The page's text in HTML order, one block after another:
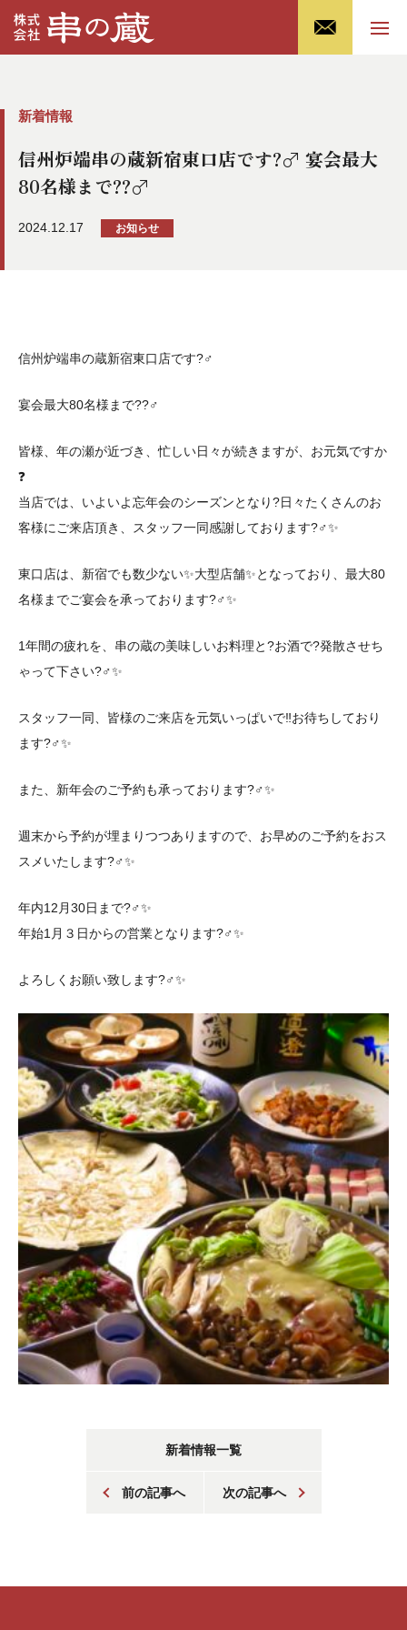
新着情報
信州炉端串の蔵新宿東口店です?‍♂️ 宴会最大
80名様まで??‍♂️
2024.12.17 お知らせ
信州炉端串の蔵新宿東口店です?‍♂️
宴会最大80名様まで??‍♂️
皆様、年の瀬が近づき、忙しい日々が続きますが、お元気ですか
❓
当店では、いよいよ忘年会のシーズンとなり?日々たくさんのお
客様にご来店頂き、スタッフ一同感謝しております?‍♂️✨
東口店は、新宿でも数少ない✨大型店舗✨となっており、最大80
名様までご宴会を承っております?‍♂️✨
1年間の疲れを、串の蔵の美味しいお料理と?お酒で?発散させち
ゃって下さい?‍♂️✨
スタッフ一同、皆様のご来店を元気いっぱいで‼️お待ちしており
ます?‍♂️✨
また、新年会のご予約も承っております?‍♂️✨
週末から予約が埋まりつつありますので、お早めのご予約をおス
スメいたします?‍♂️✨
年内12月30日まで?‍♂️✨
年始1月３日からの営業となります?‍♂️✨
よろしくお願い致します?‍♂️✨
前の記事へ 次の記事へ
新着情報一覧